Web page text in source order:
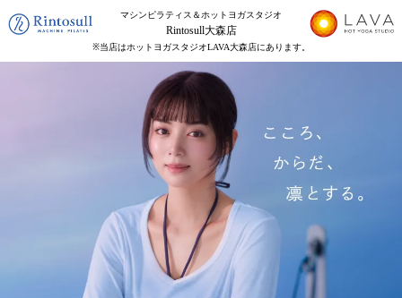
マシンピラティス＆ホットヨガスタジオ
Rintosull大森店
※当店はホットヨガスタジオLAVA大森店にあります。